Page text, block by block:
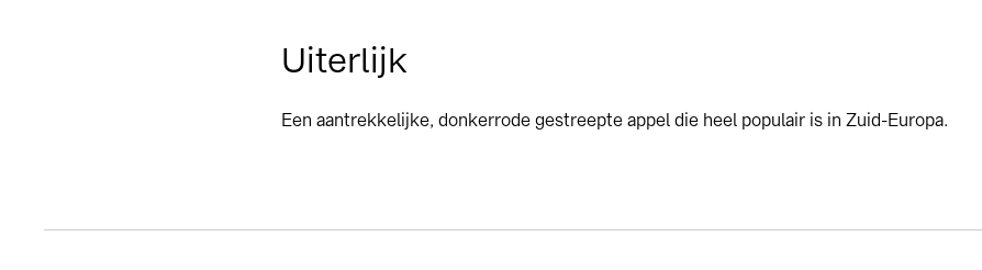
Uiterlijk
Een aantrekkelijke, donkerrode gestreepte appel die heel populair is in Zuid-Europa.